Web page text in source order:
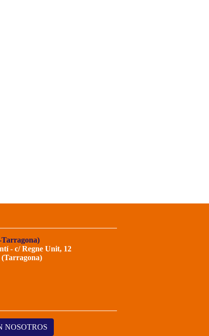
Tarragona)
- c/ Regne Unit, 12
(Tarragona)
NOSOTROS